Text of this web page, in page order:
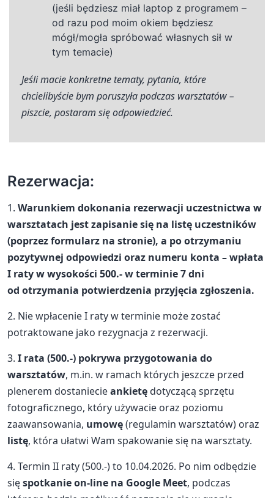
(jeśli będziesz miał laptop z programem –
od razu pod moim okiem będziesz
mógł/mogła spróbować własnych sił w
tym temacie)
Jeśli macie konkretne tematy, pytania, które
chcielibyście bym poruszyła podczas warsztatów –
piszcie, postaram się odpowiedzieć.
Rezerwacja:
1. Warunkiem dokonania rezerwacji uczestnictwa w
warsztatach jest zapisanie się na listę uczestników
(poprzez formularz na stronie), a po otrzymaniu
pozytywnej odpowiedzi oraz numeru konta – wpłata
I raty w wysokości 500.- w terminie 7 dni
od otrzymania potwierdzenia przyjęcia zgłoszenia.
2. Nie wpłacenie I raty w terminie może zostać
potraktowane jako rezygnacja z rezerwacji.
3. I rata (500.-) pokrywa przygotowania do
warsztatów, m.in. w ramach których jeszcze przed
plenerem dostaniecieankietędotyczącą sprzętu
fotograficznego, który używacie oraz poziomu
zaawansowania, umowę(regulamin warsztatów) oraz
listę, która ułatwi Wam spakowanie się na warsztaty.
4. Termin II raty (500.-) to 10.04.2026. Po nim odbędzie
sięspotkanie on-line na Google Meet, podczas